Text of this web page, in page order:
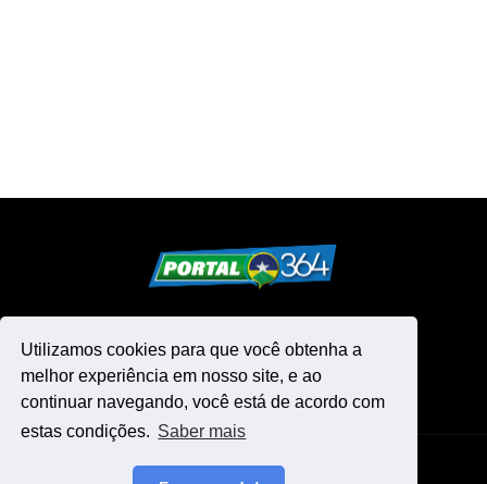
Utilizamos cookies para que você obtenha a
melhor experiência em nosso site, e ao
continuar navegando, você está de acordo com
estas condições. Saber mais
Blogger Templates